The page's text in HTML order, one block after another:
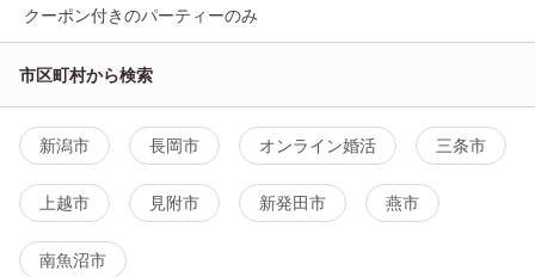
クーポン付きのパーティーのみ
市区町村から検索
新潟市 長岡市 オンライン婚活 三条市
上越市 見附市 新発田市 燕市
南魚沼市